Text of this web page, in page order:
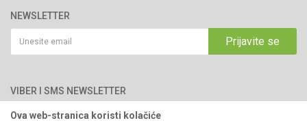
76300 Bijeljina
066/44-99-00
Katalozi
Saradnja
Kontakt
Politika privatnosti
Kako kupiti
Isporuka
Pravo na odustajanje
Reklamacije
NEWSLETTER
Prijavite se
VIBER I SMS NEWSLETTER
Ova web-stranica koristi kolačiće